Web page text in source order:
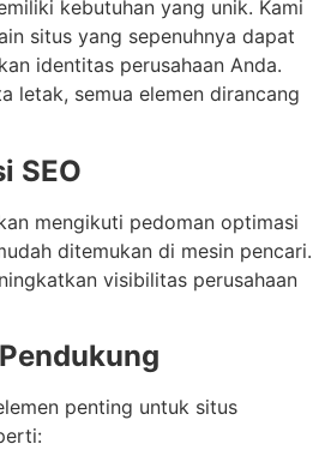
kebutuhan yang unik. Kami
situs yang sepenuhnya dapat
identitas perusahaan Anda.
letak, semua elemen dirancang
SEO
mengikuti pedoman optimasi
ditemukan di mesin pencari.
visibilitas perusahaan
penting untuk situs